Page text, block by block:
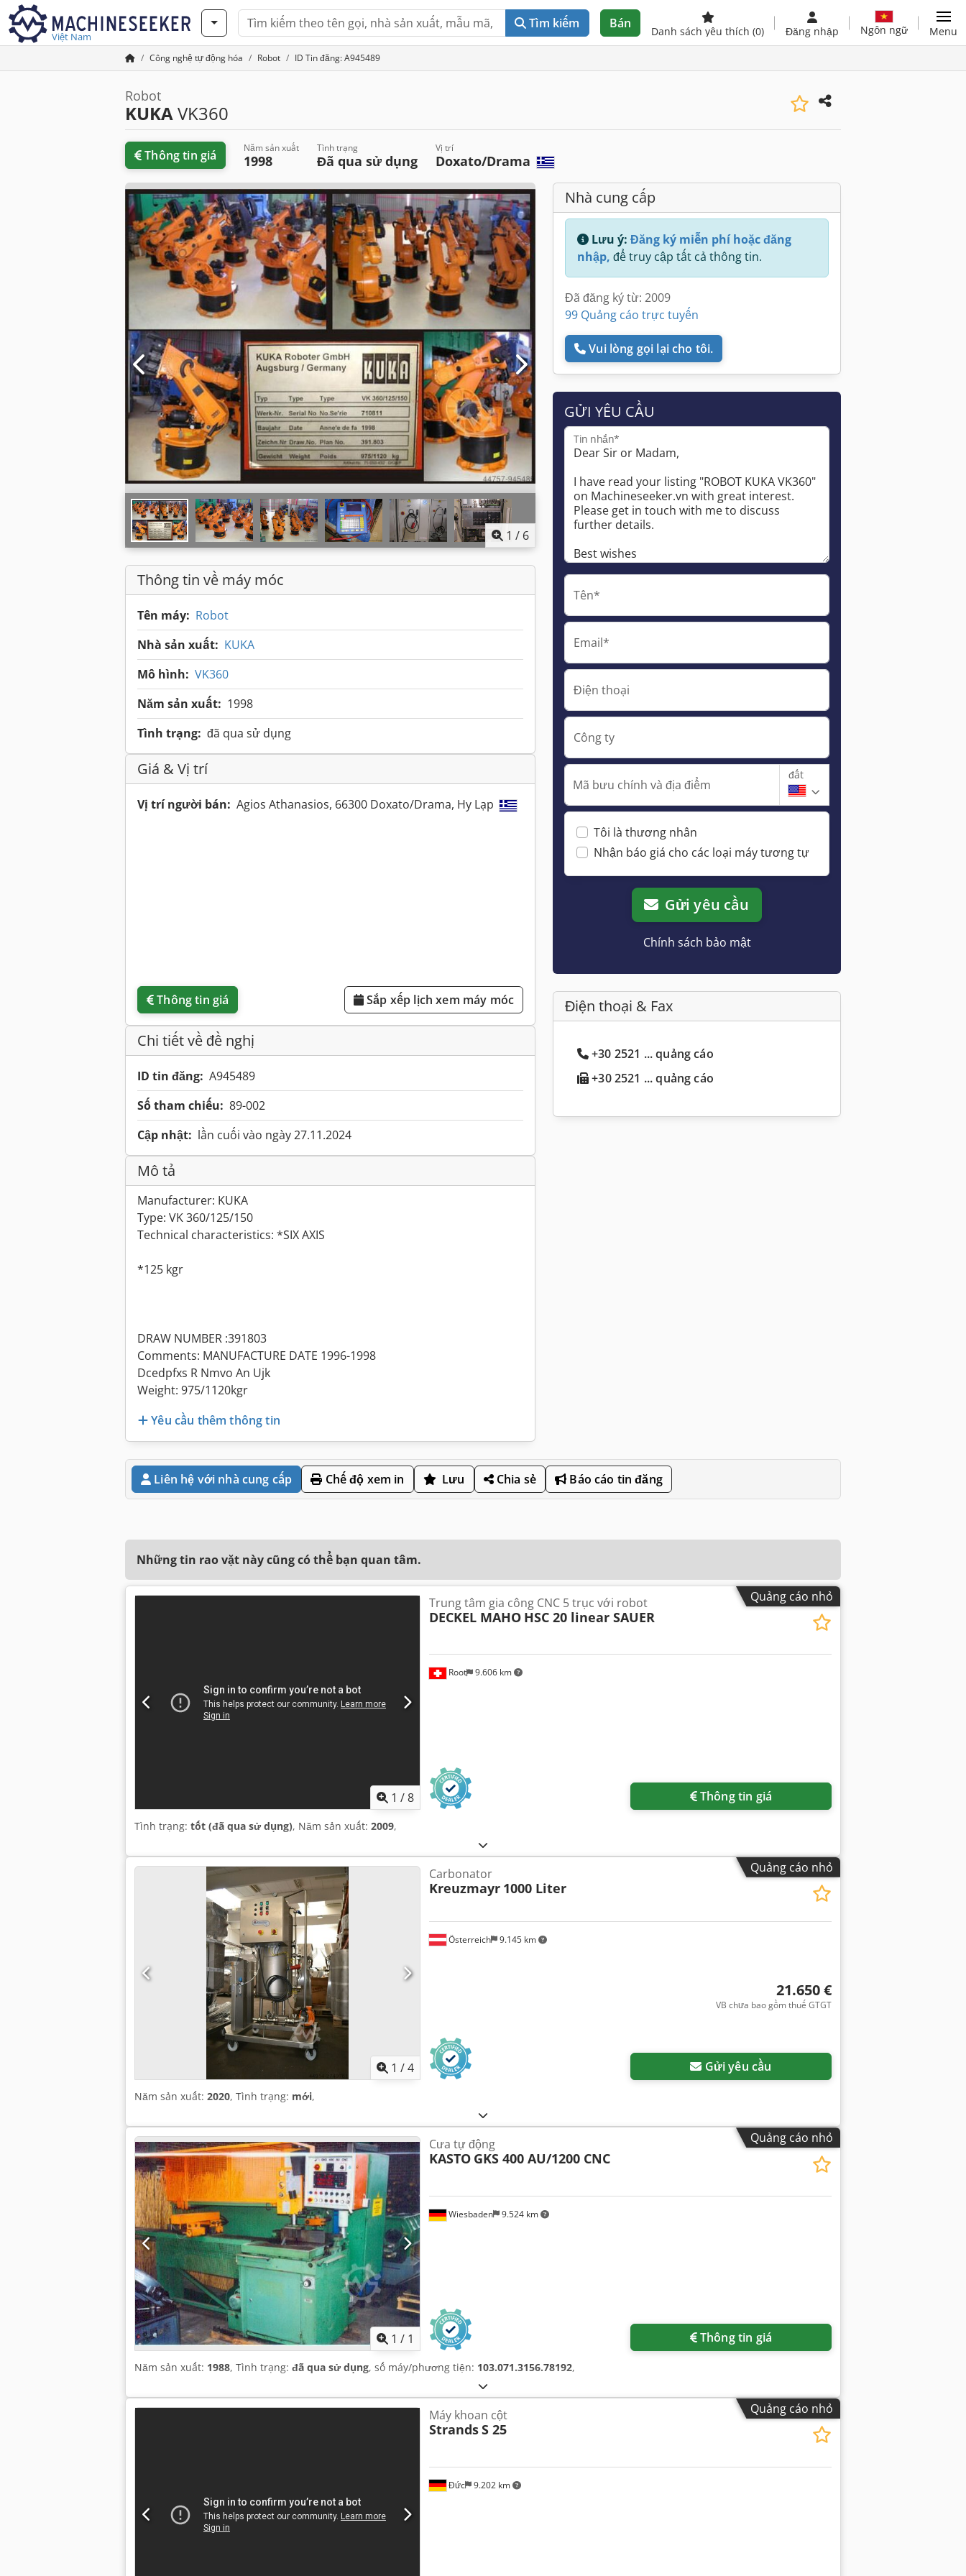
Việt Nam
Tìm kiếm Bán
Danh sách yêu thích (0) Đăng nhập Ngôn ngữ Menu
Công nghệ tự động hóa Robot ID Tin đăng: A945489
Robot
KUKAVK360
Thông tin giá Năm sản xuất
1998
Tình trạng
Đã qua sử dụng
Vị trí
Doxato/Drama
1 / 6
Thông tin về máy móc
Tên máy: Robot
Nhà sản xuất: KUKA
Mô hình: VK360
Năm sản xuất: 1998
Tình trạng: đã qua sử dụng
Giá & Vị trí
Vị trí người bán: Agios Athanasios, 66300 Doxato/Drama, Hy Lạp
Thông tin giá Sắp xếp lịch xem máy móc
Chi tiết về đề nghị
ID tin đăng: A945489
Số tham chiếu: 89-002
Cập nhật: lần cuối vào ngày 27.11.2024
Mô tả
Manufacturer: KUKA
Type: VK 360/125/150
Technical characteristics: *SIX AXIS
*125 kgr
DRAW NUMBER :391803
Comments: MANUFACTURE DATE 1996-1998
Dcedpfxs R Nmvo An Ujk
Weight: 975/1120kgr
Yêu cầu thêm thông tin
Nhà cung cấp
Lưu ý: Đăng ký miễn phí hoặc đăng
nhập, để truy cập tất cả thông tin.
Đã đăng ký từ: 2009
99 Quảng cáo trực tuyến
Vui lòng gọi lại cho tôi.
GỬI YÊU CẦU
Tin nhắn*
Tên*
Email*
Điện thoại
Công ty
Mã bưu chính và địa điểm
đất
Tôi là thương nhân
Nhận báo giá cho các loại máy tương tự
Gửi yêu cầu
Chính sách bảo mật
Điện thoại & Fax
+30 2521 ... quảng cáo
+30 2521 ... quảng cáo
Liên hệ với nhà cung cấp Chế độ xem in Lưu Chia sẻ Báo cáo tin đăng
Những tin rao vặt này cũng có thể bạn quan tâm.
Quảng cáo nhỏ
1 /8
Root 9.606 km
Trung tâm gia công CNC 5 trục với robot
DECKEL MAHO HSC 20 linear SAUER
Thông tin giá
Tình trạng: tốt (đã qua sử dụng), Năm sản xuất: 2009,
Quảng cáo nhỏ
1 /4
Österreich 9.145 km
Carbonator
Kreuzmayr 1000 Liter
21.650 €
VB chưa bao gồm thuế GTGT
Gửi yêu cầu
Năm sản xuất: 2020, Tình trạng: mới,
Quảng cáo nhỏ
1 / 1
Wiesbaden 9.524 km
Cưa tự động
KASTO GKS 400 AU/1200 CNC
Thông tin giá
Năm sản xuất: 1988, Tình trạng: đã qua sử dụng, số máy/phương tiện: 103.071.3156.78192,
Quảng cáo nhỏ
Đức 9.202 km
Máy khoan cột
StrandsS 25